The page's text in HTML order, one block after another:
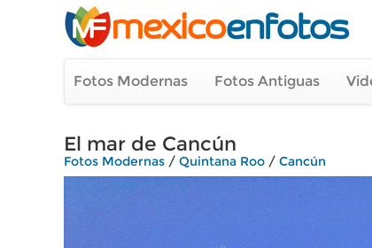
Fotos Modernas Fotos Antiguas
El mar de Cancún
Fotos Modernas / Quintana Roo / Cancún